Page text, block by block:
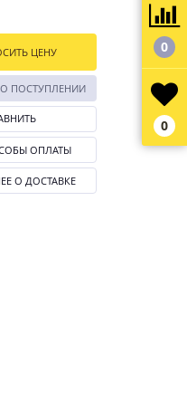
ЦЕНУ
ПОСТУПЛЕНИИ
ОПЛАТЫ
О ДОСТАВКЕ
0
0